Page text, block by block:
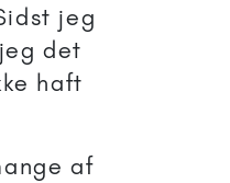
jeg
det
haft
af